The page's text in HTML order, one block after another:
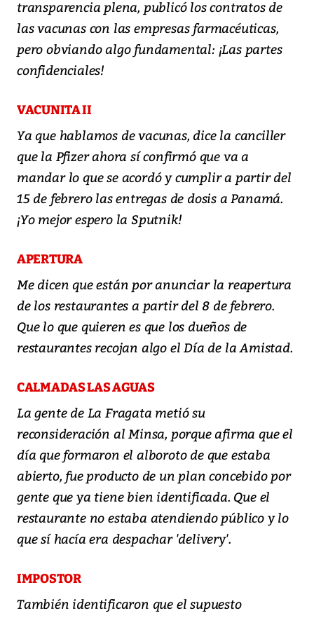
transparencia plena, publicó los contratos de
las vacunas con las empresas farmacéuticas,
pero obviando algo fundamental: ¡Las partes
confidenciales!
VACUNITA II
Ya que hablamos de vacunas, dice la canciller
que la Pfizer ahora sí confirmó que va a
mandar lo que se acordó y cumplir a partir del
15 de febrero las entregas de dosis a Panamá.
¡Yo mejor espero la Sputnik!
APERTURA
Me dicen que están por anunciar la reapertura
de los restaurantes a partir del 8 de febrero.
Que lo que quieren es que los dueños de
restaurantes recojan algo el Día de la Amistad.
CALMADAS LAS AGUAS
La gente de La Fragata metió su
reconsideración al Minsa, porque afirma que el
día que formaron el alboroto de que estaba
abierto, fue producto de un plan concebido por
gente que ya tiene bien identificada. Que el
restaurante no estaba atendiendo público y lo
que sí hacía era despachar 'delivery'.
IMPOSTOR
También identificaron que el supuesto